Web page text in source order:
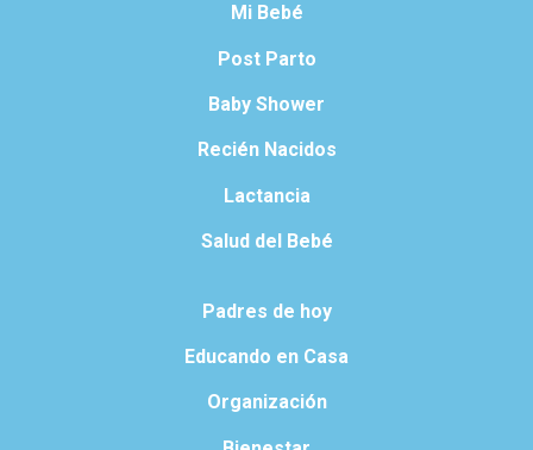
Mi Bebé
Post Parto
Baby Shower
Recién Nacidos
Lactancia
Salud del Bebé
Padres de hoy
Educando en Casa
Organización